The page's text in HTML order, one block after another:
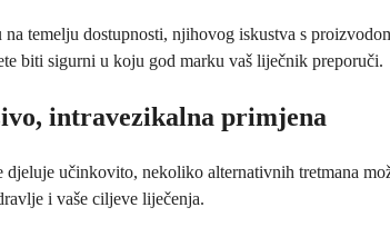
temelju dostupnosti, njihovog iskustva s
biti sigurni u koju god marku vaš liječnik preporuči.
intravezikalna primjena
učinkovito, nekoliko alternativnih tretmana
i vaše ciljeve liječenja.